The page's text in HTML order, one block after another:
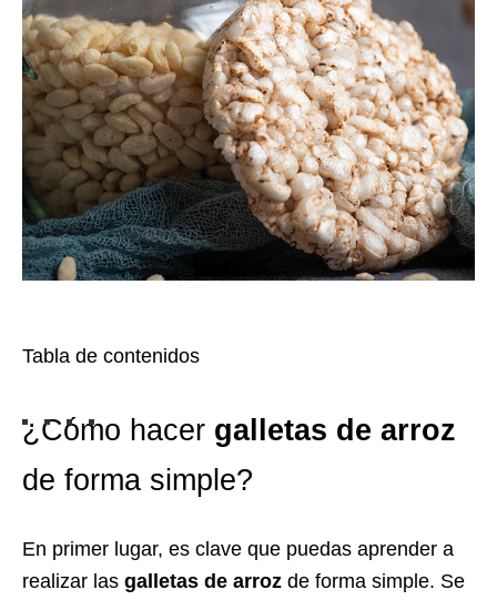
Tabla de contenidos
¿Cómo hacer galletas de arroz
de forma simple?
En primer lugar, es clave que puedas aprender a
realizar las galletas de arroz de forma simple. Se